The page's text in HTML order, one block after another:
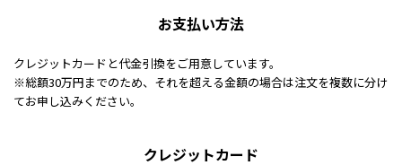
お支払い方法
クレジットカードと代金引換をご用意しています。
※総額30万円までのため、それを超える金額の場合は注文を複数に分け
てお申し込みください。
クレジットカード